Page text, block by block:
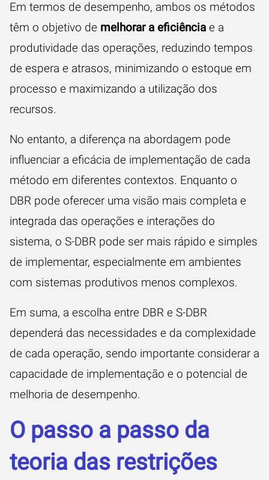
Em termos de desempenho, ambos os métodos
têm o objetivo de melhorar a eficiência e a
produtividade das operações, reduzindo tempos
de espera e atrasos, minimizando o estoque em
processo e maximizando a utilização dos
recursos.
No entanto, a diferença na abordagem pode
influenciar a eficácia de implementação de cada
método em diferentes contextos. Enquanto o
DBR pode oferecer uma visão mais completa e
integrada das operações e interações do
sistema, o S-DBR pode ser mais rápido e simples
de implementar, especialmente em ambientes
com sistemas produtivos menos complexos.
Em suma, a escolha entre DBR e S-DBR
dependerá das necessidades e da complexidade
de cada operação, sendo importante considerar a
capacidade de implementação e o potencial de
melhoria de desempenho.
O passo a passo da
teoria das restrições